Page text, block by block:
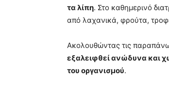
τα λίπη. Στο καθημερινό
από λαχανικά, φρούτα,
Ακολουθώντας τις
εξαλειφθεί ανώδυνα και
του οργανισμού.